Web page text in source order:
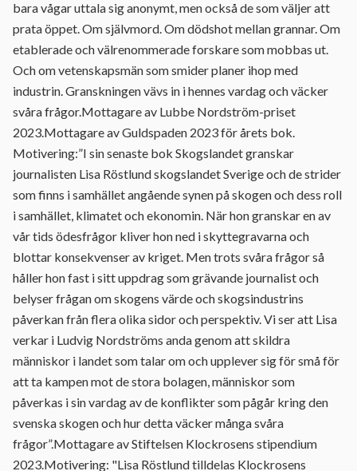
bara vågar uttala sig anonymt, men också de som väljer att
prata öppet. Om självmord. Om dödshot mellan grannar. Om
etablerade och välrenommerade forskare som mobbas ut.
Och om vetenskapsmän som smider planer ihop med
industrin. Granskningen vävs in i hennes vardag och väcker
svåra frågor.Mottagare av Lubbe Nordström-priset
2023.Mottagare av Guldspaden 2023 för årets bok.
Motivering:”I sin senaste bok Skogslandet granskar
journalisten Lisa Röstlund skogslandet Sverige och de strider
som finns i samhället angående synen på skogen och dess roll
i samhället, klimatet och ekonomin. När hon granskar en av
vår tids ödesfrågor kliver hon ned i skyttegravarna och
blottar konsekvenser av kriget. Men trots svåra frågor så
håller hon fast i sitt uppdrag som grävande journalist och
belyser frågan om skogens värde och skogsindustrins
påverkan från flera olika sidor och perspektiv. Vi ser att Lisa
verkar i Ludvig Nordströms anda genom att skildra
människor i landet som talar om och upplever sig för små för
att ta kampen mot de stora bolagen, människor som
påverkas i sin vardag av de konflikter som pågår kring den
svenska skogen och hur detta väcker många svåra
frågor”.Mottagare av Stiftelsen Klockrosens stipendium
2023.Motivering: "Lisa Röstlund tilldelas Klockrosens